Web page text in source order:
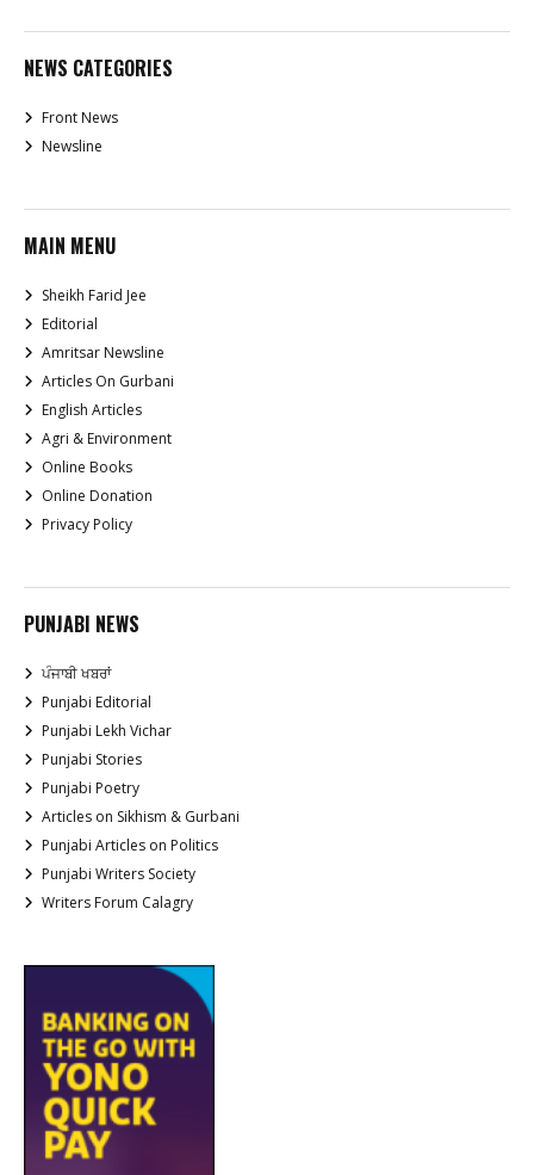
NEWS CATEGORIES
Front News
Newsline
MAIN MENU
Sheikh Farid Jee
Editorial
Amritsar Newsline
Articles On Gurbani
English Articles
Agri & Environment
Online Books
Online Donation
Privacy Policy
PUNJABI NEWS
ਪੰਜਾਬੀ ਖਬਰਾਂ
Punjabi Editorial
Punjabi Lekh Vichar
Punjabi Stories
Punjabi Poetry
Articles on Sikhism & Gurbani
Punjabi Articles on Politics
Punjabi Writers Society
Writers Forum Calagry